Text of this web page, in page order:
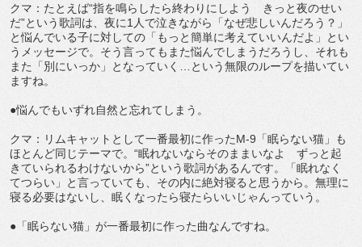
クマ：たとえば“指を鳴らしたら終わりにしよう きっと夜のせい
だ”という歌詞は、夜に1人で泣きながら「なぜ悲しいんだろう？」
と悩んでいる子に対しての「もっと簡単に考えていいんだよ」とい
うメッセージで。そう言ってもまた悩んでしまうだろうし、それも
また「別にいっか」となっていく…という無限のループを描いてい
ますね。
●悩んでもいずれ自然と忘れてしまう。
クマ：リムキャットとして一番最初に作ったM-9「眠らない猫」も
ほとんど同じテーマで。“眠れないならそのままいなよ ずっと起
きていられるわけないから”という歌詞があるんです。「眠れなく
てつらい」と言っていても、その内に絶対寝ると思うから。無理に
寝る必要はないし、眠くなったら寝たらいいじゃんっていう。
●「眠らない猫」が一番最初に作った曲なんですね。